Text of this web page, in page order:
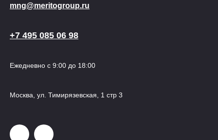
mng@meritogroup.ru
+7 495 085 06 98
Ежедневно с 9:00 до 18:00
Москва, ул. Тимирязевская, 1 стр 3